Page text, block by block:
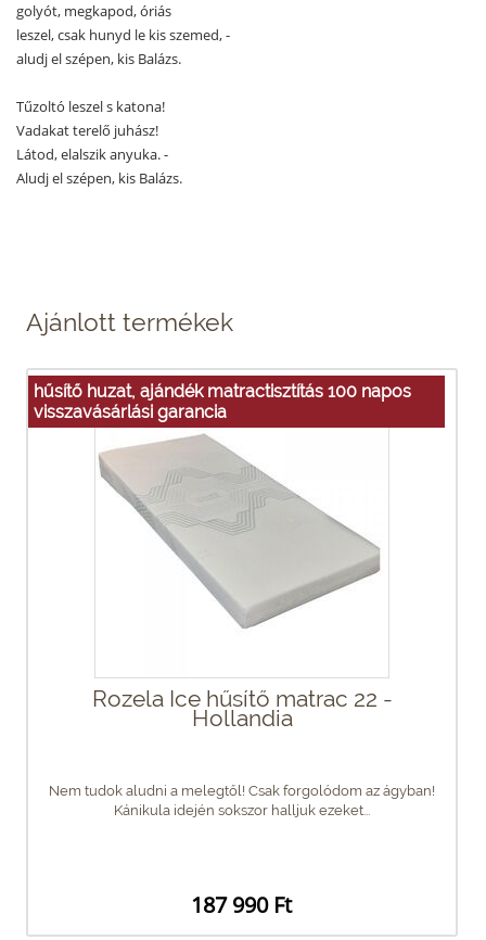
golyót, megkapod, óriás
leszel, csak hunyd le kis szemed, -
aludj el szépen, kis Balázs.
Tűzoltó leszel s katona!
Vadakat terelő juhász!
Látod, elalszik anyuka. -
Aludj el szépen, kis Balázs.
Ajánlott termékek
hűsítő huzat, ajándék matractisztítás 100 napos
visszavásárlási garancia
Rozela Ice hűsítő matrac 22 -
Hollandia
Nem tudok aludni a melegtől! Csak forgolódom az ágyban!
Kánikula idején sokszor halljuk ezeket...
187 990 Ft